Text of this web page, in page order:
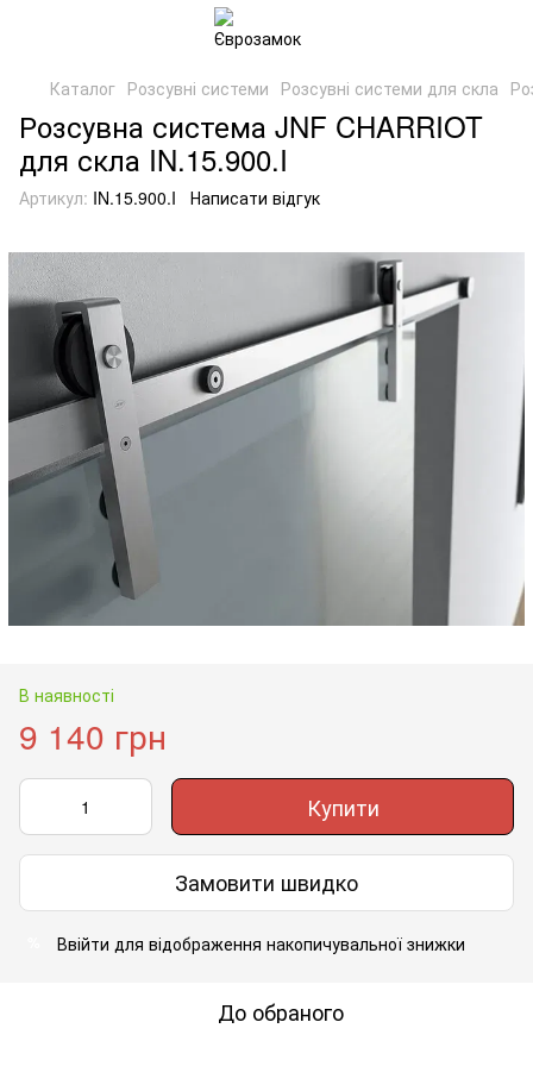
Каталог Розсувні системи Розсувні системи для скла
Розсувна система JNF CHARRIOT
для скла IN.15.900.I
Артикул: IN.15.900.I Написати відгук
В наявності
9 140 грн
Купити
Замовити швидко
Ввійти для відображення накопичувальної знижки
До обраного